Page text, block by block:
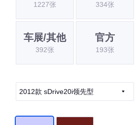
1227张 334张
车展/其他
392张
官方
193张
2012款 sDrive20i领先型